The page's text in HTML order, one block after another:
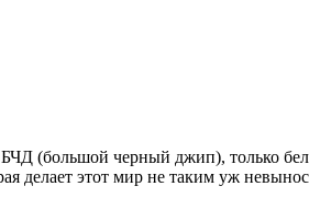
(большой черный джип), только
делает этот мир не таким уж